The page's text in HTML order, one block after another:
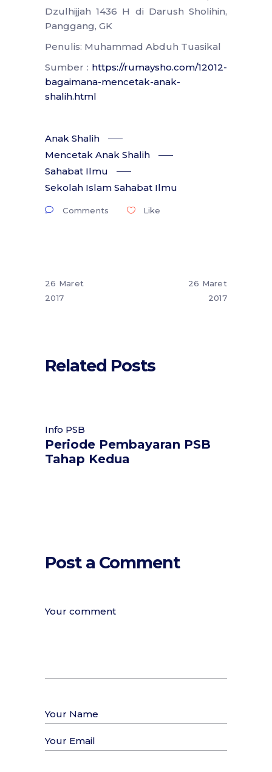
Dzulhijjah 1436 H di Darush Sholihin,
Panggang, GK
Penulis: Muhammad Abduh Tuasikal
Sumber : https://rumaysho.com/12012-
bagaimana-mencetak-anak-
shalih.html
Anak Shalih
Mencetak Anak Shalih
Sahabat Ilmu
Sekolah Islam Sahabat Ilmu
Comments Like
26 Maret
2017
26 Maret
2017
Related Posts
Info PSB
Periode Pembayaran PSB
Tahap Kedua
Post a Comment